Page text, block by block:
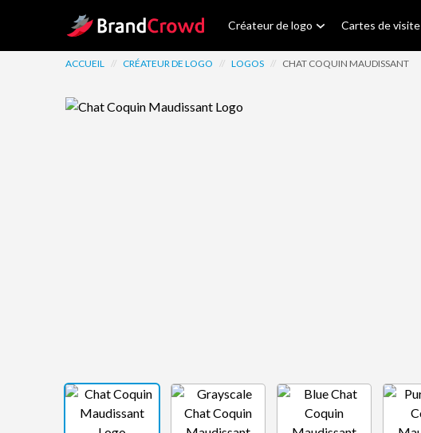
Site Logo Créateur de logo Cartes de visite
ACCUEIL // CRÉATEUR DE LOGO // LOGOS // CHAT COQUIN MAUDISSANT